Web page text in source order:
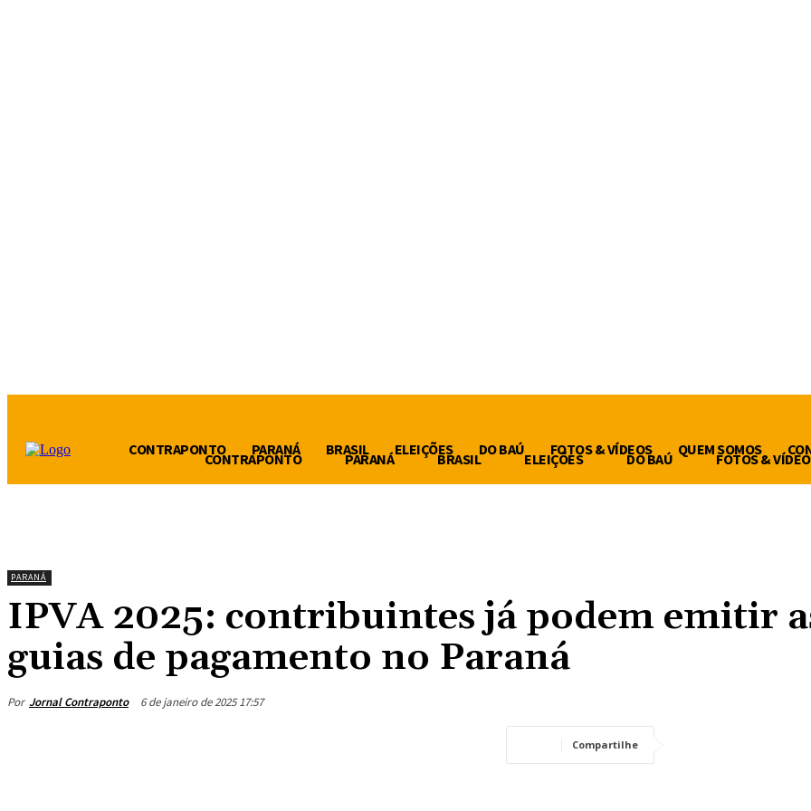
CONTRAPONTO PARANÁ BRASIL ELEIÇÕES DO BAÚ FOTOS &
CONTRAPONTO PARANÁ BRASIL ELEIÇÕES DO BAÚ FOTOS & VÍDEOS QUEM SOMOS
PARANÁ
IPVA 2025: contribuintes já podem emitir
guias de pagamento no Paraná
Por Jornal Contraponto 6 de janeiro de 2025 17:57
Compartilhe